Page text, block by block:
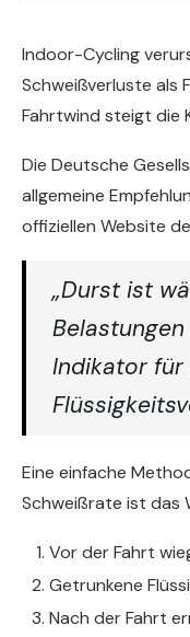
Indoor-Cycling
Schweißverluste als
Fahrtwind steigt die
Die Deutsche
allgemeine
offiziellen Website
„Durst ist
Indikator für
Eine einfache
Schweißrate ist das
Vor der Fahrt
Getrunkene
Nach der Fahrt